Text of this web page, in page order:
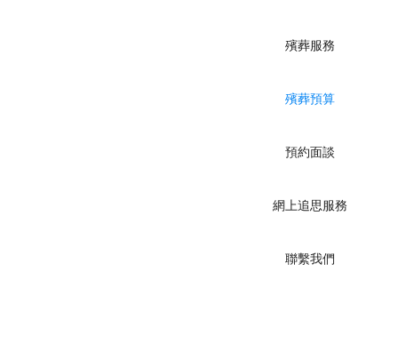
殯葬服務
殯葬預算
預約面談
網上追思服務
聯繫我們